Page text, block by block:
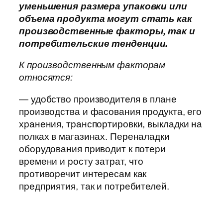
уменьшения размера упаковки или
объема продукта могут стать как
производственные факторы, так и
потребительские тенденции.
К производственным факторам
относятся:
— удобство производителя в плане
производства и фасования продукта, его
хранения, транспортировки, выкладки на
полках в магазинах. Переналадки
оборудования приводит к потери
времени и росту затрат, что
противоречит интересам как
предприятия, так и потребителей.